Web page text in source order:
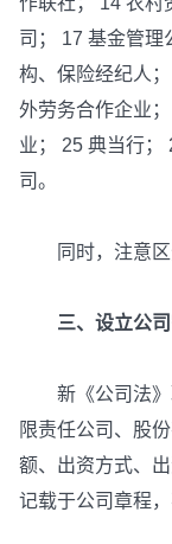
司； 17 基金管理
构、保险经纪人
外劳务合作企业
业； 25 典当行；
司。
同时，注意区
三、设立公司
新《公司法》
限责任公司、股
额、出资方式、
记载于公司章程